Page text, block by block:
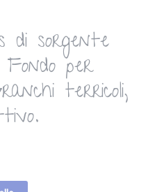
sorgente
per
terricoli,